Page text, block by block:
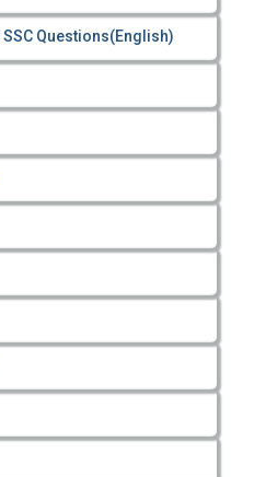
Questions(English)